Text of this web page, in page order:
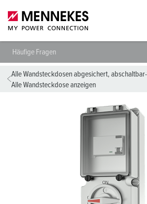
Häufige Fragen
Alle Wandsteckdosen abgesichert,
Alle Wandsteckdose anzeigen